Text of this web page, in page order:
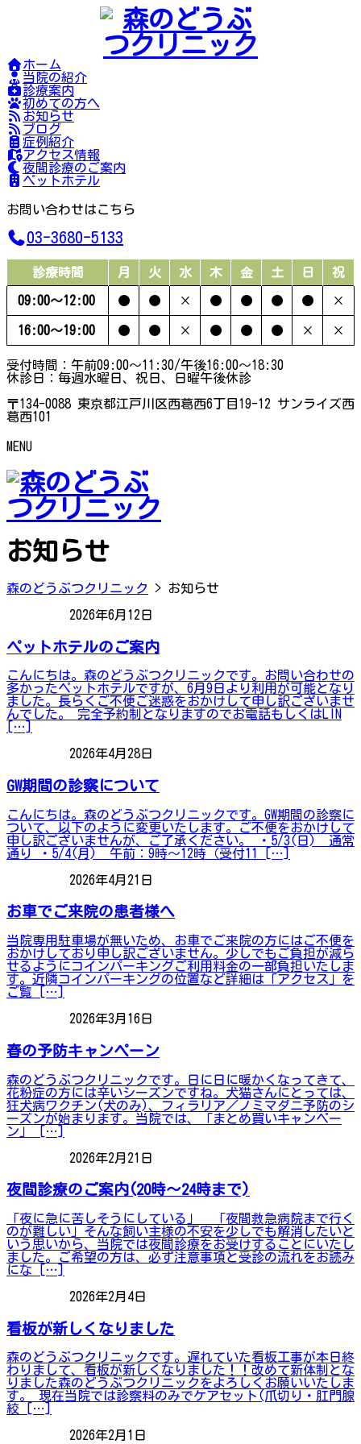
ホーム
当院の紹介
診療案内
初めての方へ
お知らせ
ブログ
症例紹介
アクセス情報
夜間診療のご案内
ペットホテル
お問い合わせはこちら
03-3680-5133
診療時間 月 火 水 木 金 土 日 祝
09:00〜12:00 ● ● × ● ● ● ● ×
16:00〜19:00 ● ● × ● ● ● × ×
受付時間：午前09:00～11:30/午後16:00～18:30
休診日：毎週水曜日、祝日、日曜午後休診
〒134-0088 東京都江戸川区西葛西6丁目19-12 サンライズ西
葛西101
MENU
お知らせ
森のどうぶつクリニック > お知らせ
2026年6月12日
ペットホテルのご案内
こんにちは。森のどうぶつクリニックです。お問い合わせの
多かったペットホテルですが、6月9日より利用が可能となり
ました。長らくご不便ご迷惑をおかけして申し訳ございませ
んでした。 完全予約制となりますのでお電話もしくはLIN
[…]
2026年4月28日
GW期間の診察について
こんにちは。森のどうぶつクリニックです。GW期間の診察に
ついて、以下のように変更いたします。ご不便をおかけして
申し訳ございませんが、ご了承ください。 ・5/3(日) 通常
通り ・5/4(月) 午前：9時～12時（受付11 […]
2026年4月21日
お車でご来院の患者様へ
当院専用駐車場が無いため、お車でご来院の方にはご不便を
おかけしており申し訳ございません。少しでもご負担が減ら
せるようにコインパーキングご利用料金の一部負担いたしま
す。近隣コインパーキングの位置など詳細は「アクセス」を
ご覧 […]
2026年3月16日
春の予防キャンペーン
森のどうぶつクリニックです。日に日に暖かくなってきて、
花粉症の方には辛いシーズンですね。犬猫さんにとっては、
狂犬病ワクチン(犬のみ)、フィラリア／ノミマダニ予防のシ
ーズンが始まります。当院では、「まとめ買いキャンペー
ン」 […]
2026年2月21日
夜間診療のご案内(20時～24時まで)
「夜に急に苦しそうにしている」 「夜間救急病院まで行く
のが難しい」そんな飼い主様の不安を少しでも解消したいと
いう思いから、当院では夜間診療をお受けすることにいたし
ました。ご希望の方は、必ず注意事項と受診の流れをお読み
にな […]
2026年2月4日
看板が新しくなりました
森のどうぶつクリニックです。遅れていた看板工事が本日終
わりまして、看板が新しくなりました！！改めて新体制とな
りました森のどうぶつクリニックをよろしくお願いいたしま
す。 現在当院では診察料のみでケアセット(爪切り・肛門腺
絞 […]
2026年2月1日